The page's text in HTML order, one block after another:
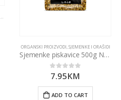
ORGANSKI PROIZVODI,SJEMENKE I ORAŠIDI
Sjemenke piskavice 500g Nutrigold
0out of 5
7.95KM
ADD TO CART